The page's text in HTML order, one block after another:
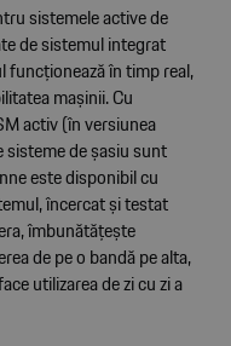
sistemele active de
de sistemul integrat
funcționează în timp real,
mașinii. Cu
activ (în versiunea
sisteme de șasiu sunt
este disponibil cu
încercat și testat
îmbunătățește
de pe o bandă pe alta,
utilizarea de zi cu zi a